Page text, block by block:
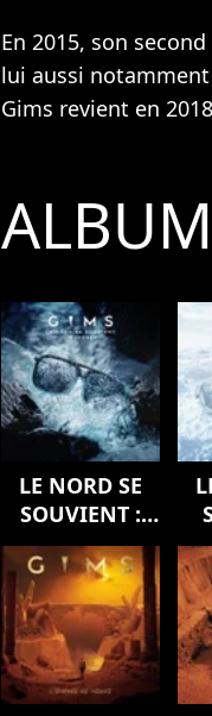
En 2015, son
lui aussi
Gims revient en
LE NORD SE
SOUVIENT :
L'ODYSSÉE